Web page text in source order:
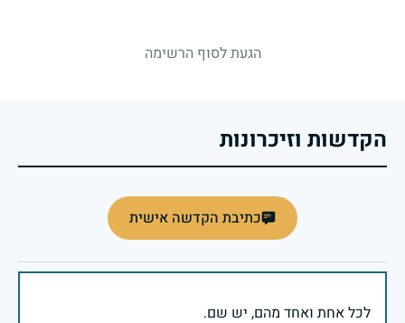
הגעת לסוף הרשימה
הקדשות וזיכרונות
כתיבת הקדשה אישית